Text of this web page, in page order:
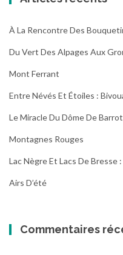
À La Rencontre Des
Du Vert Des Alpages Aux
Mont Ferrant
Entre Névés Et Étoiles :
Le Miracle Du Dôme De
Montagnes Rouges
Lac Nègre Et Lacs De Bresse
Airs D’été
Commentaires